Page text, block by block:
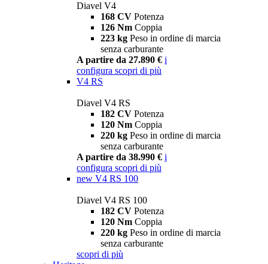
Diavel V4
168 CV Potenza
126 Nm Coppia
223 kg Peso in ordine di marcia
senza carburante
A partire da 27.890 € i
configura scopri di più
V4 RS
Diavel V4 RS
182 CV Potenza
120 Nm Coppia
220 kg Peso in ordine di marcia
senza carburante
A partire da 38.990 € i
configura scopri di più
new V4 RS 100
Diavel V4 RS 100
182 CV Potenza
120 Nm Coppia
220 kg Peso in ordine di marcia
senza carburante
scopri di più